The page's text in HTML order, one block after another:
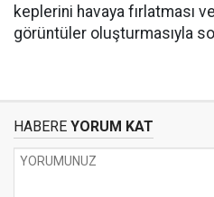
keplerini havaya fırlatması
görüntüler oluşturmasıyla
HABERE YORUM KAT